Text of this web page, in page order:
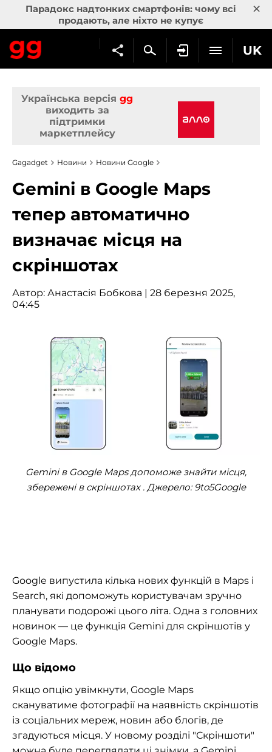
Парадокс надтонких смартфонів: чому всі
продають, але ніхто не купує
×
UK
Українська версія gg
виходить за
підтримки
маркетплейсу
Gagadget Новини Новини Google
Gemini в Google Maps
тепер автоматично
визначає місця на
скріншотах
Автор: Анастасія Бобкова | 28 березня 2025,
04:45
Gemini в Google Maps допоможе знайти місця,
збережені в скріншотах . Джерело: 9to5Google
Google випустила кілька нових функцій в Maps і
Search, які допоможуть користувачам зручно
планувати подорожі цього літа. Одна з головних
новинок — це функція Gemini для скріншотів у
Google Maps.
Що відомо
Якщо опцію увімкнути, Google Maps
скануватиме фотографії на наявність скріншотів
із соціальних мереж, новин або блогів, де
згадуються місця. У новому розділі "Скріншоти"